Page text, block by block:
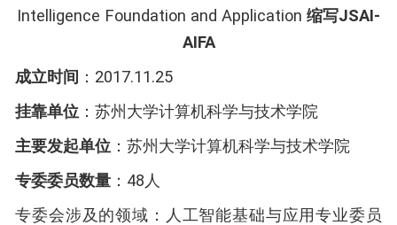
Intelligence Foundation and Application 缩写JSAI-
AIFA
成立时间 ：2017.11.25
挂靠单位 ：苏州大学计算机科学与技术学院
主要发起单位 ：苏州大学计算机科学与技术学院
专委委员数量 ：48人
专委会涉及的领域：人工智能基础与应用专业委员